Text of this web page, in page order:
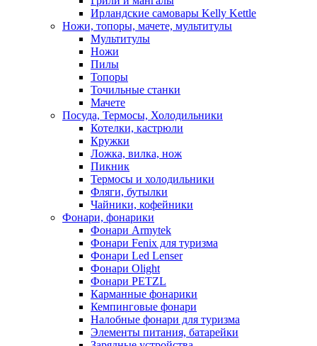
Ирландские самовары Kelly Kettle
Ножи, топоры, мачете, мультитулы
Мультитулы
Ножи
Пилы
Топоры
Точильные станки
Мачете
Посуда, Термосы, Холодильники
Котелки, кастрюли
Кружки
Ложка, вилка, нож
Пикник
Термосы и холодильники
Фляги, бутылки
Чайники, кофейники
Фонари, фонарики
Фонари Armytek
Фонари Fenix для туризма
Фонари Led Lenser
Фонари Olight
Фонари PETZL
Карманные фонарики
Кемпинговые фонари
Налобные фонари для туризма
Элементы питания, батарейки